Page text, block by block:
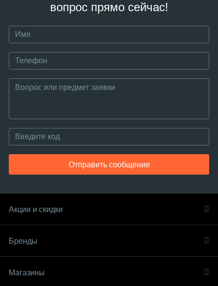
вопрос прямо сейчас!
Отправить сообщение
Акции и скидки
Бренды
Магазины